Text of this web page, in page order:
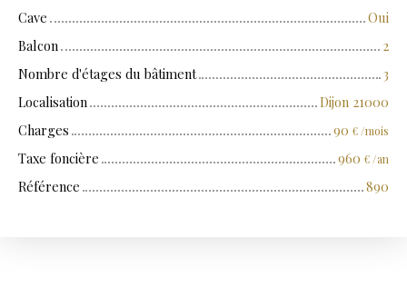
Cave
Oui
Balcon
2
Nombre d'étages du bâtiment
3
Localisation
Dijon 21000
Charges
90 € /mois
Taxe foncière 960 € /an
Référence 890